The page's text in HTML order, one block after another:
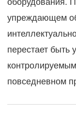
упреждающем
перестает быть
повседневном